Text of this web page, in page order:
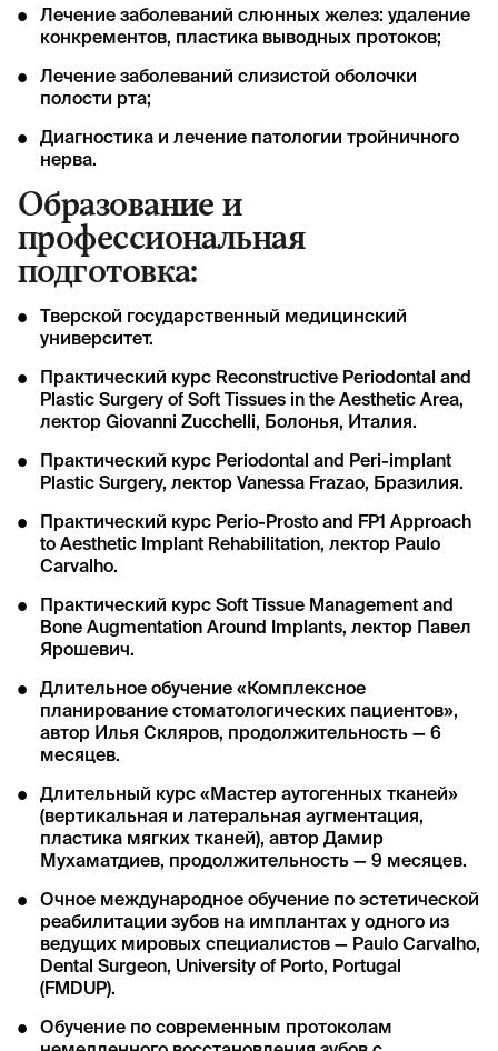
Лечение заболеваний слюнных желез: удаление
конкрементов, пластика выводных протоков;
Лечение заболеваний слизистой оболочки
полости рта;
Диагностика и лечение патологии тройничного
нерва.
Образование и
профессиональная
подготовка:
Тверской государственный медицинский
университет.
Практический курс Reconstructive Periodontal and
Plastic Surgery of Soft Tissues in the Aesthetic Area,
лектор Giovanni Zucchelli, Болонья, Италия.
Практический курс Periodontal and Peri-implant
Plastic Surgery, лектор Vanessa Frazao, Бразилия.
Практический курс Perio-Prosto and FP1 Approach
to Aesthetic Implant Rehabilitation, лектор Paulo
Carvalho.
Практический курс Soft Tissue Management and
Bone Augmentation Around Implants, лектор Павел
Ярошевич.
Длительное обучение «Комплексное
планирование стоматологических пациентов»,
автор Илья Скляров, продолжительность — 6
месяцев.
Длительный курс «Мастер аутогенных тканей»
(вертикальная и латеральная аугментация,
пластика мягких тканей), автор Дамир
Мухаматдиев, продолжительность — 9 месяцев.
Очное международное обучение по эстетической
реабилитации зубов на имплантах у одного из
ведущих мировых специалистов — Paulo Carvalho,
Dental Surgeon, University of Porto, Portugal
(FMDUP).
Обучение по современным протоколам